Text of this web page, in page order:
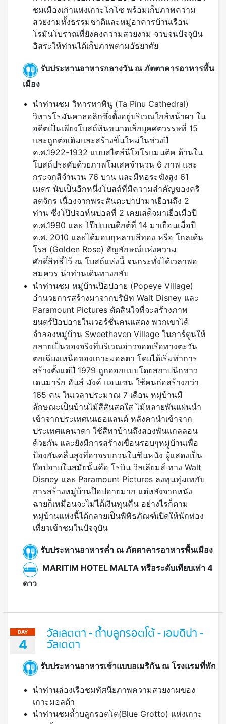
ชมเมืองเก่าแห่งเกาะโกโซ พร้อมเก็บภาพความ
สวยงามทั้งธรรมชาติและหมู่อาคารบ้านเรือน
โรมันโบราณที่ยังคงความสวยงาม จวบจนปัจจุบัน
อิสระให้ท่านได้เก็บภาพตามอัธยาศัย
รับประทานอาหารกลางวัน ณ ภัตตาคารอาหารพื้น
เมือง
นำท่านชม วิหารทาพินู (Ta Pinu Cathedral)
วิหารโรมันคาธอลิกซึ่งตั้งอยู่บริเวณใกล้หน้าผา ใน
อดีตเป็นเพียงโบสถ์หินขนาดเล็กยุคศตวรรษที่ 15
และถูกต่อเติมและสร้างขึ้นใหม่ในช่วงปี
ค.ศ.1922-1932 แบบสไตล์นีโอโรแมนติค ด้านใน
โบสถ์ประดับด้วยภาพโมเสคจำนวน 6 ภาพ และ
กระจกสีจำนวน 76 บาน และมีหอระฆังสูง 61
เมตร นับเป็นอีกหนึ่งโบสถ์ที่มีความสำคัญของคริ
สตจักร เนื่องจากพระสันตะปาปามาเยือนถึง 2
ท่าน ซึ่งโป๊ปจอห์นปอลที่ 2 เคยเสด็จมาเยื่อเมื่อปี
ค.ศ.1990 และ โป๊ปเบเนดิกต์ที่ 14 มาเยือนเมื่อปี
ค.ศ. 2010 และได้มอบกุหลาบสีทอง หรือ โกลเด้น
โรส (Golden Rose) สัญลักษณ์แห่งความ
ศักดิ์สิทธิ์ไว้ ณ โบสถ์แห่งนี้ จนกระทั่งได้เวลาพอ
สมควร นำท่านเดินทางกลับ
นำท่านชม หมู่บ้านป๊อปอาย (Popeye Village)
อำนวยการสร้างมาจากบริษัท Walt Disney และ
Paramount Pictures ตัดสินใจที่จะสร้างภาพ
ยนตร์ป๊อปอายในเวอร์ชั่นคนแสดง พวกเขาได้
จำลองหมู่บ้าน Sweethaven Village ในการ์ตูนให้
กลายเป็นของจริงที่บริเวณอ่าวจอดเรือทางตะวัน
ตกเฉียงเหนือของเกาะมอลตา โดยได้เริ่มทำการ
สร้างตั้งแต่ปี 1979 ถูกออกแบบโดยสถาปนิกชาว
เดนมาร์ก ฮันส์ มังค์ แฮนเซน ใช้คนก่อสร้างกว่า
165 คน ในเวลาประมาณ 7 เดือน หมู่บ้านมี
ลักษณะเป็นบ้านไม้สีสันสดใส ไม้หลายพันแผ่นนำ
เข้าจากประเทศเนเธอแลนด์ หลังคานำเข้าจาก
ประเทศแคนาดา ใช้สีทาบ้านถึงสองพันแกลลอน
ด้วยกัน และยังมีการสร้างเขื่อนรอบๆหมู่บ้านเพื่อ
ป้องกันคลื่นสูงที่อาจรบกวนในซีนหนัง ผู้แสดงเป็น
ป๊อปอายในสมัยนั้นคือ โรบิน วิลเลียมส์ ทาง Walt
Disney และ Paramount Pictures ลงทุนทุ่มเทกับ
การสร้างหมู่บ้านป๊อปอายมาก แต่หลังจากหนัง
ฉายก็เหมือนจะไม่ได้เงินทุนคืน อย่างไรก็ตาม
หมู่บ้านแห่งนี้ได้กลายเป็นพิพิธภัณฑ์เปิดให้นักท่อง
เที่ยวเข้าชมในปัจจุบัน
รับประทานอาหารค่ำ ณ ภัตตาคารอาหารพื้นเมือง
MARITIM HOTEL MALTA หรือระดับเทียบเท่า 4
ดาว
DAY
4
วัลเลตตา - ถ้ำบลูกรอตโต้ - เอมดิน่า -
วัลเตตา
รับประทานอาหารเช้าแบบอเมริกัน ณ โรงแรมที่พัก
นำท่านล่องเรือชมทัศนียภาพความสวยงามของ
เกาะมอลต้า
นำท่านชมถ้ำบลูกรอตโต(Blue Grotto) แห่งเกาะ